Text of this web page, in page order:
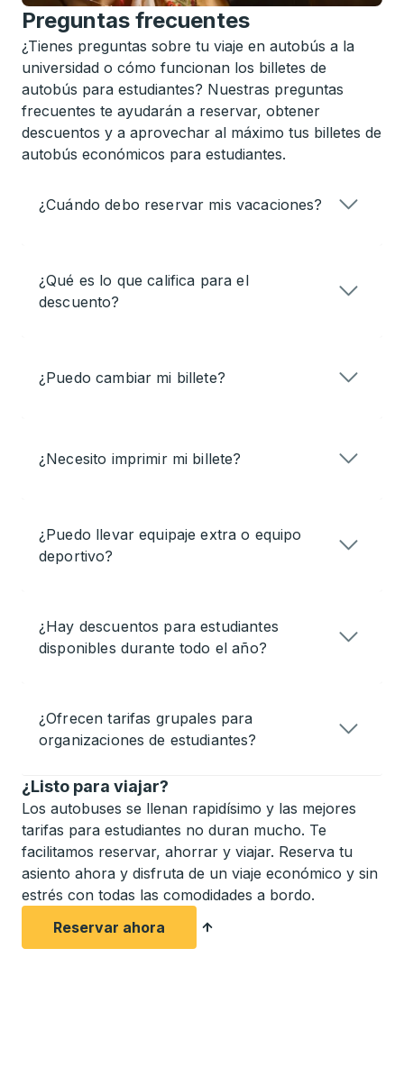
Preguntas frecuentes
¿Tienes preguntas sobre tu viaje en autobús a la
universidad o cómo funcionan los billetes de
autobús para estudiantes? Nuestras preguntas
frecuentes te ayudarán a reservar, obtener
descuentos y a aprovechar al máximo tus billetes de
autobús económicos para estudiantes.
¿Cuándo debo reservar mis vacaciones?
¿Qué es lo que califica para el
descuento?
¿Puedo cambiar mi billete?
¿Necesito imprimir mi billete?
¿Puedo llevar equipaje extra o equipo
deportivo?
¿Hay descuentos para estudiantes
disponibles durante todo el año?
¿Ofrecen tarifas grupales para
organizaciones de estudiantes?
¿Listo para viajar?
Los autobuses se llenan rapidísimo y las mejores
tarifas para estudiantes no duran mucho. Te
facilitamos reservar, ahorrar y viajar. Reserva tu
asiento ahora y disfruta de un viaje económico y sin
estrés con todas las comodidades a bordo.
Reservar ahora